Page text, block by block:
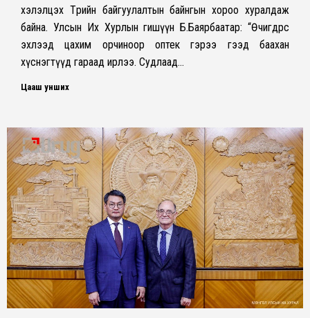
хэлэлцэх Төрийн байгуулалтын байнгын хороо хуралдаж
байна. Улсын Их Хурлын гишүүн Б.Баярбаатар: “Өчигдрөөс
эхлээд цахим орчиноор оптек гэрээ гээд баахан
хүснэгтүүд гараад ирлээ. Судлаад…
Цааш унших